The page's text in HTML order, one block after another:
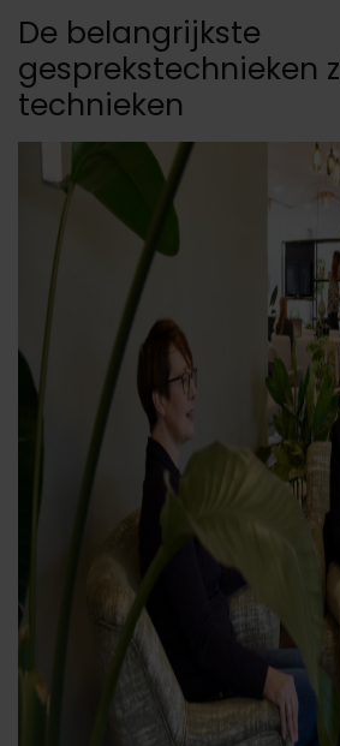
De belangrijkste
gesprekstechnieken
technieken